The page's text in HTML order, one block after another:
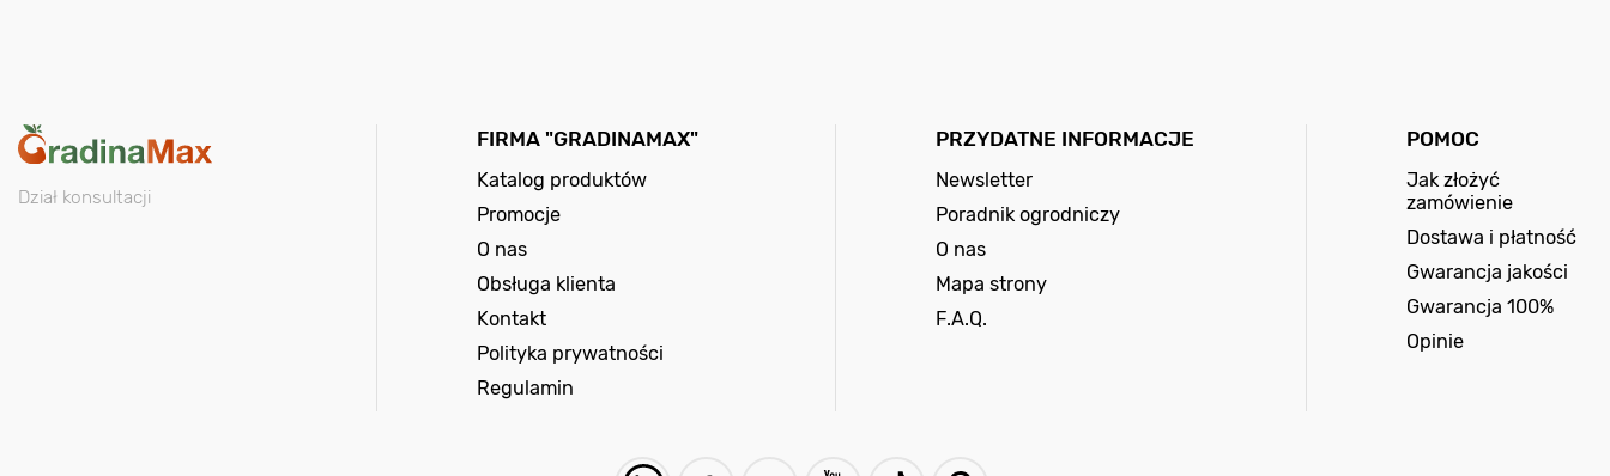
Dział konsultacji
FIRMA "GRADINAMAX"
Katalog produktów
Promocje
O nas
Obsługa klienta
Kontakt
Polityka prywatności
Regulamin
PRZYDATNE INFORMACJE
Newsletter
Poradnik ogrodniczy
O nas
Mapa strony
F.A.Q.
POMOC
Jak złożyć
zamówienie
Dostawa i płatność
Gwarancja jakości
Gwarancja 100%
Opinie